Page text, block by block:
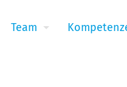
Team